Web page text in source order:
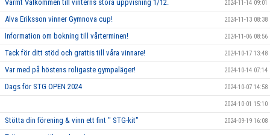
Varmt Välkommen till vinterns stora uppvisning 1/12. 2024-11-14 09:01
Alva Eriksson vinner Gymnova cup! 2024-11-13 08:38
Information om bokning till vårterminen! 2024-11-06 08:56
Tack för ditt stöd och grattis till våra vinnare! 2024-10-17 13:48
Var med på höstens roligaste gympaläger! 2024-10-14 07:14
Dags för STG OPEN 2024 2024-10-07 14:58
2024-10-01 15:10
Stötta din förening & vinn ett fint " STG-kit" 2024-09-19 16:08